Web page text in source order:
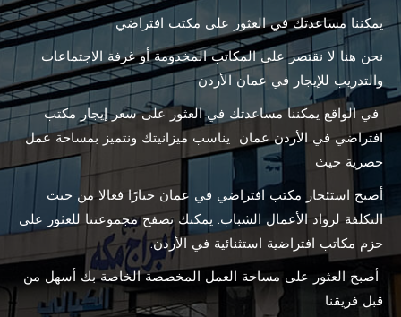
يمكننا مساعدتك في العثور على مكتب افتراضي
نحن هنا لا نقتصر على المكاتب المخدومة أو غرفة الاجتماعات
والتدريب للإيجار في عمان الأردن
في الواقع يمكننا مساعدتك في العثور على سعر إيجار مكتب
افتراضي في الأردن عمان يناسب ميزانيتك ونتميز بمساحة عمل
حصرية حيث
أصبح استئجار مكتب افتراضي في عمان خيارًا فعالا من حيث
التكلفة لرواد الأعمال الشباب. يمكنك تصفح مجموعتنا للعثور على
حزم مكاتب افتراضية استثنائية في الأردن.
أصبح العثور على مساحة العمل المخصصة الخاصة بك أسهل من
قبل فريقنا